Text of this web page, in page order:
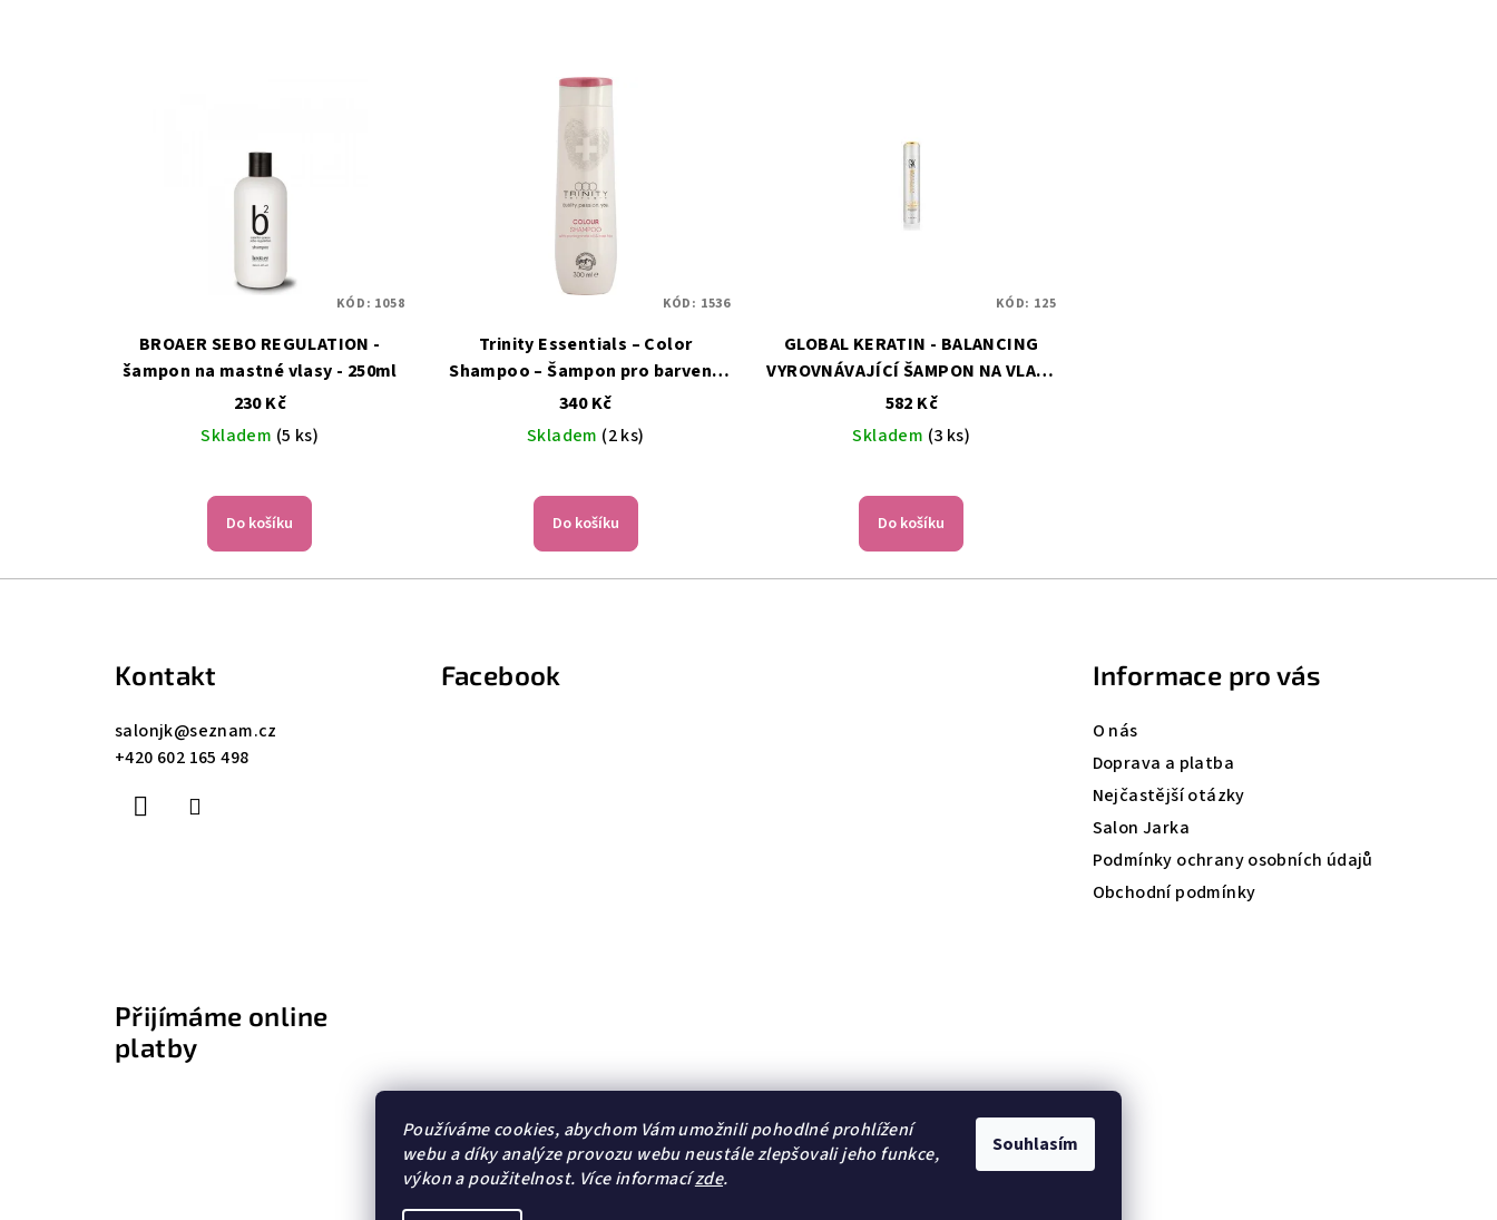
Používáme cookies, abychom Vám umožnili pohodlné prohlížení
webu a díky analýze provozu webu neustále zlepšovali jeho funkce,
výkon a použitelnost. Více informacízde.
Souhlasím
BROAER SEBO REGULATION -
šampon na mastné vlasy - 250ml
230 Kč
Skladem (5 ks)
Do košíku
KÓD: 1058
Trinity Essentials – Color
Shampoo – Šampon pro barvené
vlasy – 300 ml
340 Kč
Skladem (2 ks)
Do košíku
KÓD: 1536
GLOBAL KERATIN - BALANCING
VYROVNÁVAJÍCÍ ŠAMPON NA VLASY
300 ML
582 Kč
Skladem (3 ks)
Do košíku
KÓD: 125
Kontakt
salonjk@seznam.cz
+420 602 165 498
Facebook Informace pro vás
O nás
Doprava a platba
Nejčastější otázky
Salon Jarka
Podmínky ochrany osobních údajů
Obchodní podmínky
Přijímáme online
platby